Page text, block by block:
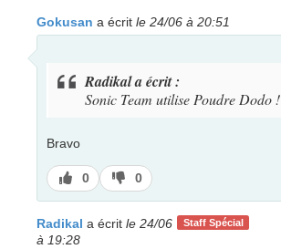
Gokusan a écrit le 24/06 à 20:51
Radikal a écrit :
Sonic Team utilise Poudre Dodo !
Bravo
J’aime
0
J’aime
pas
0
Staff Spécial
Radikal a écrit le 24/06
à 19:28